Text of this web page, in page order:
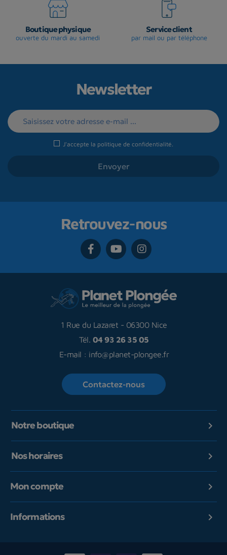
Boutique physique
ouverte du mardi au samedi
Service client
par mail ou par téléphone
Newsletter
J'accepte la politique de confidentialité.
Retrouvez-nous
1 Rue du Lazaret - 06300 Nice
Tél. 04 93 26 35 05
E-mail : info@planet-plongee.fr
Contactez-nous
Notre boutique 
Nos horaires 
Mon compte 
Informations 